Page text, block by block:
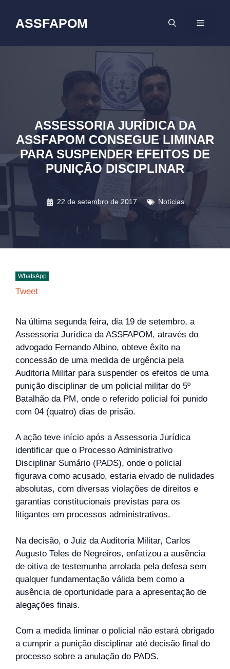
conteúdo
ASSFAPOM MENU
ASSESSORIA JURÍDICA DA
ASSFAPOM CONSEGUE LIMINAR
PARA SUSPENDER EFEITOS DE
PUNIÇÃO DISCIPLINAR
22 de setembro de 2017 Notícias
WhatsApp
Tweet
Na última segunda feira, dia 19 de setembro, a
Assessoria Jurídica da ASSFAPOM, através do
advogado Fernando Albino, obteve êxito na
concessão de uma medida de urgência pela
Auditoria Militar para suspender os efeitos de uma
punição disciplinar de um policial militar do 5º
Batalhão da PM, onde o referido policial foi punido
com 04 (quatro) dias de prisão.
A ação teve início após a Assessoria Jurídica
identificar que o Processo Administrativo
Disciplinar Sumário (PADS), onde o policial
figurava como acusado, estaria eivado de nulidades
absolutas, com diversas violações de direitos e
garantias constitucionais previstas para os
litigantes em processos administrativos.
Na decisão, o Juiz da Auditoria Militar, Carlos
Augusto Teles de Negreiros, enfatizou a ausência
de oitiva de testemunha arrolada pela defesa sem
qualquer fundamentação válida bem como a
ausência de oportunidade para a apresentação de
alegações finais.
Com a medida liminar o policial não estará obrigado
a cumprir a punição disciplinar até decisão final do
processo sobre a anulação do PADS.